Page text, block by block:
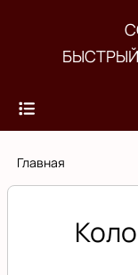
основному
Строка
Главная